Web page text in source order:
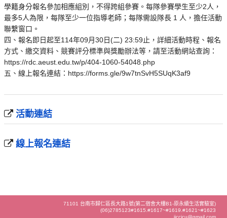
學籍身分報名參加相應組別，不得跨組參賽。每隊參賽學生至少2人，
最多5人為限，每隊至少一位指導老師；每隊需設隊長 1 人，擔任活動
聯繫窗口。
四、報名即日起至114年09月30日(二) 23:59止，詳細活動時程、報名
方式、繳交資料、競賽評分標準與獎勵辦法等，請至活動網站查詢：
https://rdc.aeust.edu.tw/p/404-1060-54048.php
五、線上報名連結：https://forms.gle/9w7tnSvH5SUqK3af9
活動連結
線上報名連結
71101 台南市歸仁區長大路1號(第二宿舍大樓B1-原永續生活實驗室)
(06)2785123#1615.#1617~#1619.#1621~#1623